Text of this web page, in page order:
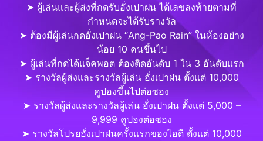
➤ ผู้เล่นและผู้ส่งที่กดรับอั่งเปาฝน ได้เลขลงท้ายตามที่
กำหนดจะได้รับรางวัล
➤ ต้องมีผู้เล่นกดอั่งเปาฝน “Ang-Pao Rain” ในห้องอย่าง
น้อย 10 คนขึ้นไป
➤ ผู้เล่นที่กดได้แจ็คพอต ต้องติดอันดับ 1 ใน 3 อันดับแรก
➤ รางวัลผู้ส่งและรางวัลผู้เล่น อั่งเปาฝน ตั้งแต่ 10,000
คูปองขึ้นไปต่อซอง
➤ รางวัลผู้ส่งและรางวัลผู้เล่น อั่งเปาฝน ตั้งแต่ 5,000 –
9,999 คูปองต่อซอง
➤ รางวัลโปรยอั่งเปาฝนครั้งแรกของไอดี ตั้งแต่ 10,000